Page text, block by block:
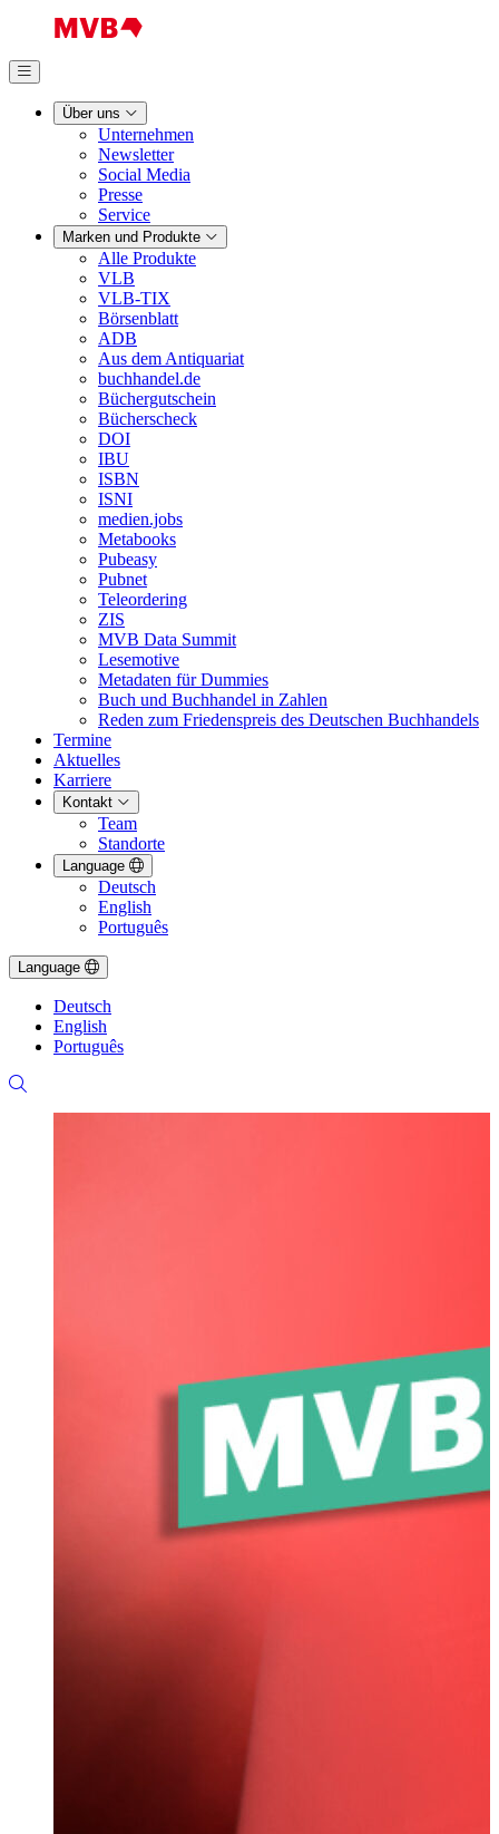
Über uns
Unternehmen
Newsletter
Social Media
Presse
Service
Marken und Produkte
Alle Produkte
VLB
VLB-TIX
Börsenblatt
ADB
Aus dem Antiquariat
buchhandel.de
Büchergutschein
Bücherscheck
DOI
IBU
ISBN
ISNI
medien.jobs
Metabooks
Pubeasy
Pubnet
Teleordering
ZIS
MVB Data Summit
Lesemotive
Metadaten für Dummies
Buch und Buchhandel in Zahlen
Reden zum Friedenspreis des Deutschen Buchhandels
Termine
Aktuelles
Karriere
Kontakt
Team
Standorte
Language
Deutsch
English
Português
Language
Deutsch
English
Português